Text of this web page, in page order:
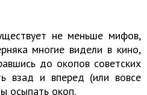
не меньше мифов,
многие видели в кино,
до окопов советских
взад и вперед (или вовсе
осыпать окоп.